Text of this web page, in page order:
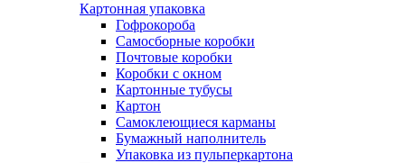
Картонная упаковка
Гофрокороба
Самосборные коробки
Почтовые коробки
Коробки с окном
Картонные тубусы
Картон
Самоклеющиеся карманы
Бумажный наполнитель
Упаковка из пульперкартона